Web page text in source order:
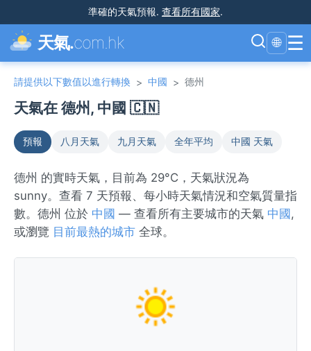
準確的天氣預報. 查看所有國家.
天氣.com.hk 🌐 ☰
請提供以下數值以進行轉換 > 中國 > 德州
天氣在 德州, 中國 🇨🇳
預報 八月天氣 九月天氣 全年平均 中國 天氣
德州 的實時天氣，目前為 29°C，天氣狀況為
sunny。查看 7 天預報、每小時天氣情況和空氣質量指
數。德州 位於 中國 — 查看所有主要城市的天氣 中國 ,
或瀏覽 目前最熱的城市 全球。